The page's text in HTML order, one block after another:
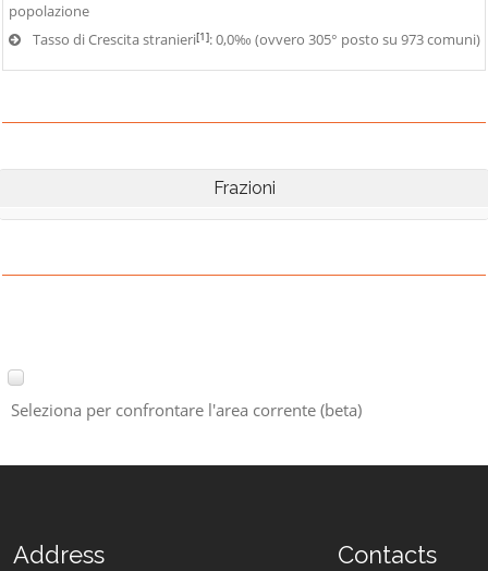
popolazione
Tasso di Crescita stranieri[1]: 0,0‰ (ovvero 305° posto su 973 comuni)
Frazioni
Seleziona per confrontare l'area corrente (beta)
Address Contacts